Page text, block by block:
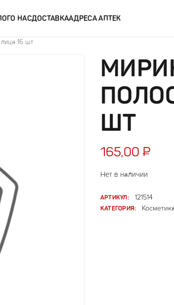
О НАСДОСТАВКААДРЕСА АПТЕК
16 шт
ШТ
165,00 ₽
Нет в наличии
АРТИКУЛ:
121514
КАТЕГОРИЯ: